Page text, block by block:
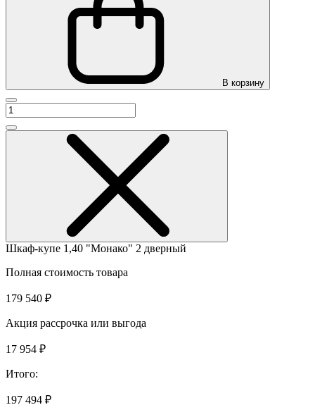
В корзину
Шкаф-купе 1,40 "Монако" 2 дверный
Полная стоимость товара
179 540 ₽
Акция рассрочка или выгода
17 954 ₽
Итого:
197 494 ₽